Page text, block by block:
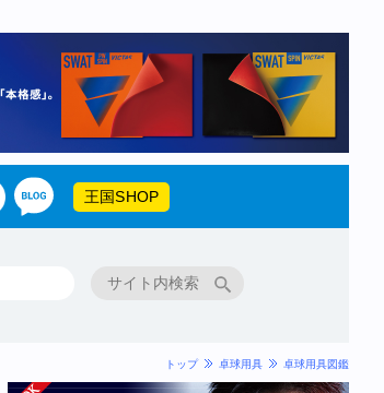
王国SHOP
トップ 卓球用具 卓球用具図鑑